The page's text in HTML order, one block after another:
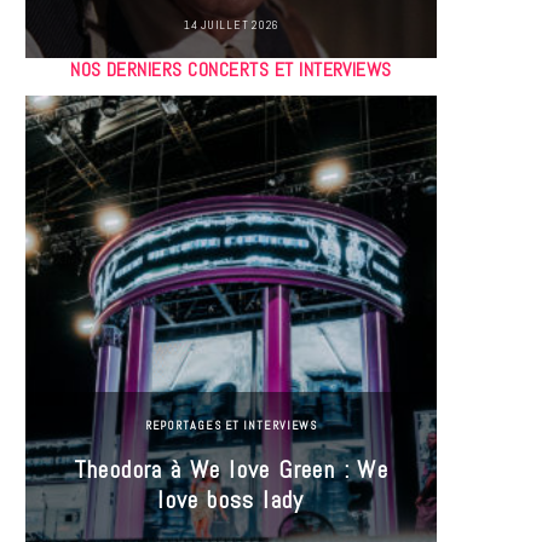
14 JUILLET 2026
NOS DERNIERS CONCERTS ET INTERVIEWS
REPORTAGES ET INTERVIEWS
Theodora à We love Green : We
love boss lady